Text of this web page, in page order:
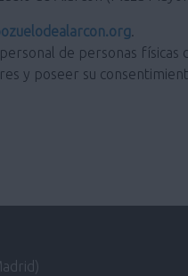
.
de personas
y poseer su